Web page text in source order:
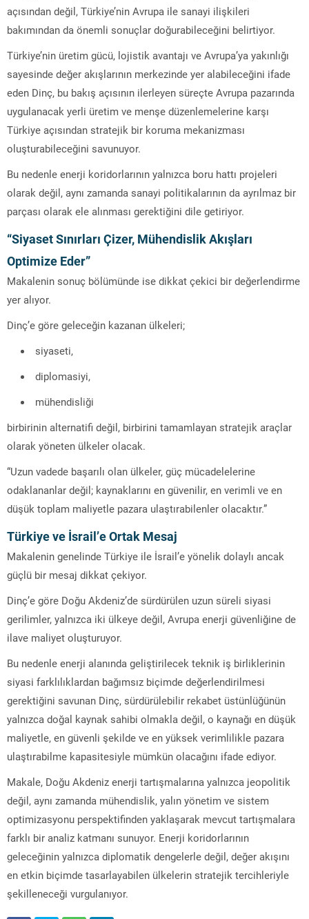
açısından değil, Türkiye’nin Avrupa ile sanayi ilişkileri
bakımından da önemli sonuçlar doğurabileceğini belirtiyor.
Türkiye’nin üretim gücü, lojistik avantajı ve Avrupa’ya yakınlığı
sayesinde değer akışlarının merkezinde yer alabileceğini ifade
eden Dinç, bu bakış açısının ilerleyen süreçte Avrupa pazarında
uygulanacak yerli üretim ve menşe düzenlemelerine karşı
Türkiye açısından stratejik bir koruma mekanizması
oluşturabileceğini savunuyor.
Bu nedenle enerji koridorlarının yalnızca boru hattı projeleri
olarak değil, aynı zamanda sanayi politikalarının da ayrılmaz bir
parçası olarak ele alınması gerektiğini dile getiriyor.
“Siyaset Sınırları Çizer, Mühendislik Akışları
Optimize Eder”
Makalenin sonuç bölümünde ise dikkat çekici bir değerlendirme
yer alıyor.
Dinç’e göre geleceğin kazanan ülkeleri;
siyaseti,
diplomasiyi,
mühendisliği
birbirinin alternatifi değil, birbirini tamamlayan stratejik araçlar
olarak yöneten ülkeler olacak.
“Uzun vadede başarılı olan ülkeler, güç mücadelelerine
odaklananlar değil; kaynaklarını en güvenilir, en verimli ve en
düşük toplam maliyetle pazara ulaştırabilenler olacaktır.”
Türkiye ve İsrail’e Ortak Mesaj
Makalenin genelinde Türkiye ile İsrail’e yönelik dolaylı ancak
güçlü bir mesaj dikkat çekiyor.
Dinç’e göre Doğu Akdeniz’de sürdürülen uzun süreli siyasi
gerilimler, yalnızca iki ülkeye değil, Avrupa enerji güvenliğine de
ilave maliyet oluşturuyor.
Bu nedenle enerji alanında geliştirilecek teknik iş birliklerinin
siyasi farklılıklardan bağımsız biçimde değerlendirilmesi
gerektiğini savunan Dinç, sürdürülebilir rekabet üstünlüğünün
yalnızca doğal kaynak sahibi olmakla değil, o kaynağı en düşük
maliyetle, en güvenli şekilde ve en yüksek verimlilikle pazara
ulaştırabilme kapasitesiyle mümkün olacağını ifade ediyor.
Makale, Doğu Akdeniz enerji tartışmalarına yalnızca jeopolitik
değil, aynı zamanda mühendislik, yalın yönetim ve sistem
optimizasyonu perspektifinden yaklaşarak mevcut tartışmalara
farklı bir analiz katmanı sunuyor. Enerji koridorlarının
geleceğinin yalnızca diplomatik dengelerle değil, değer akışını
en etkin biçimde tasarlayabilen ülkelerin stratejik tercihleriyle
şekilleneceği vurgulanıyor.